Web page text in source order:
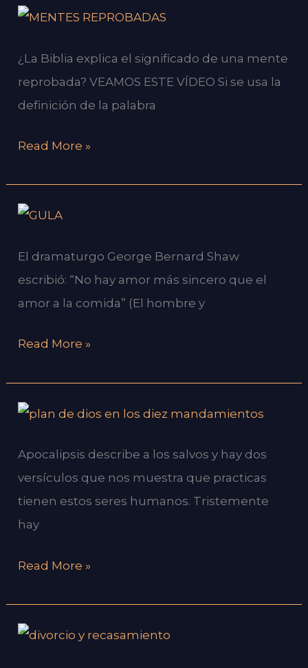
¿La Biblia explica el significado de una mente
reprobada? VEAMOS ESTE VÍDEO Si se usa la
definición de la palabra
5
de
advertencia
de
mente
Read More »
El dramaturgo George Bernard Shaw
escribió: “No hay amor más sincero que el
amor a la comida” (El hombre y
LA
¿ES
PECADO
COMER
Read More »
Apocalipsis describe a los salvos y hay dos
versículos que nos muestra que practicas
tienen estos seres humanos. Tristemente
hay
LOS
MANDAMIENTOS
EN
EL
PLAN
Read More »
EL